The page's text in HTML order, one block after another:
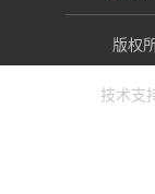
版权
技术支